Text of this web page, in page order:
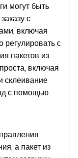
могут быть
с
включая
регулировать с
пакетов из
включая
склеивание
с помощью
а пакет из